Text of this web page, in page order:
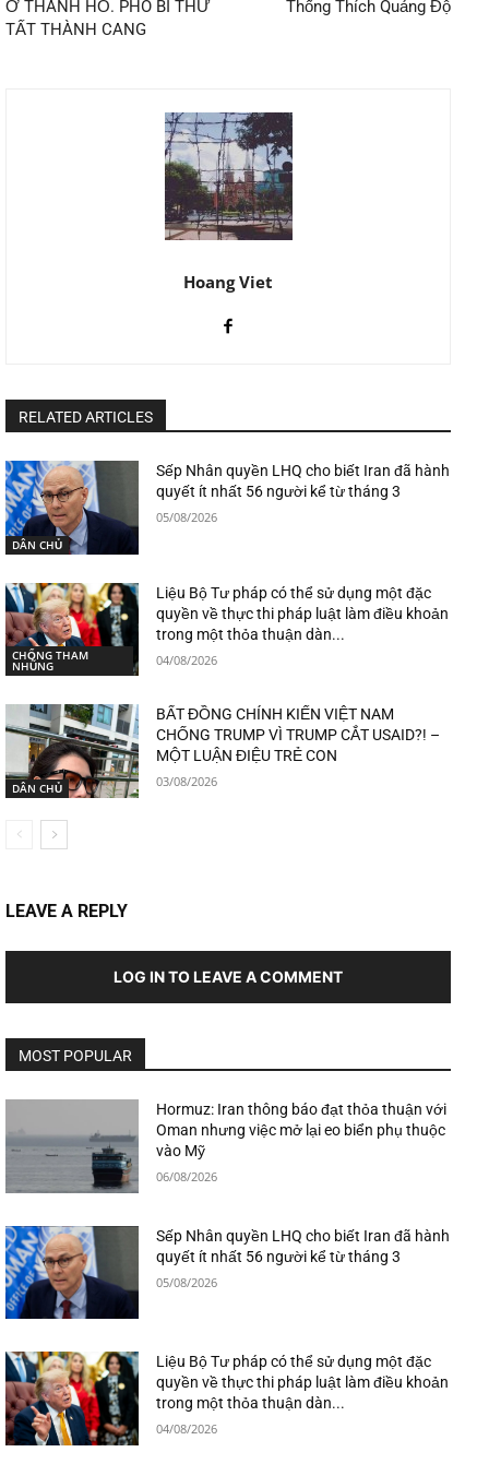
Ở THÀNH HỒ. PHÓ BÍ THƯ
TẤT THÀNH CANG
Thống Thích Quảng Độ
Hoang Viet
RELATED ARTICLES
DÂN CHỦ
Sếp Nhân quyền LHQ cho biết Iran đã hành
quyết ít nhất 56 người kể từ tháng 3
05/08/2026
CHỐNG THAM
NHŨNG
Liệu Bộ Tư pháp có thể sử dụng một đặc
quyền về thực thi pháp luật làm điều khoản
trong một thỏa thuận dàn...
04/08/2026
DÂN CHỦ
BẤT ĐỒNG CHÍNH KIẾN VIỆT NAM
CHỐNG TRUMP VÌ TRUMP CẮT USAID?! –
MỘT LUẬN ĐIỆU TRẺ CON
03/08/2026
LEAVE A REPLY
LOG IN TO LEAVE A COMMENT
MOST POPULAR
Hormuz: Iran thông báo đạt thỏa thuận với
Oman nhưng việc mở lại eo biển phụ thuộc
vào Mỹ
06/08/2026
Sếp Nhân quyền LHQ cho biết Iran đã hành
quyết ít nhất 56 người kể từ tháng 3
05/08/2026
Liệu Bộ Tư pháp có thể sử dụng một đặc
quyền về thực thi pháp luật làm điều khoản
trong một thỏa thuận dàn...
04/08/2026